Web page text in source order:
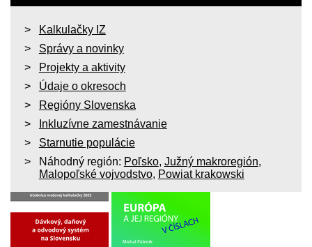
Kalkulačky IZ
Správy a novinky
Projekty a aktivity
Údaje o okresoch
Regióny Slovenska
Inkluzívne zamestnávanie
Starnutie populácie
Náhodný región: Poľsko, Južný makroregión,
Malopoľské vojvodstvo, Powiat krakowski